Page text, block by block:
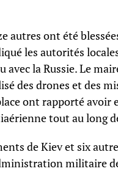
autres ont été
les autorités
avec la Russie. Le
des drones et des
ont rapporté
tout au long
de Kiev et six
militaire